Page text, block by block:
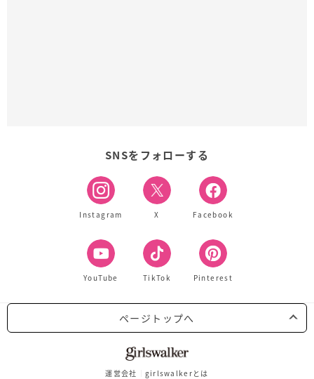
SNSをフォローする
Instagram X Facebook
YouTube TikTok Pinterest
ページトップへ
運営会社 girlswalkerとは